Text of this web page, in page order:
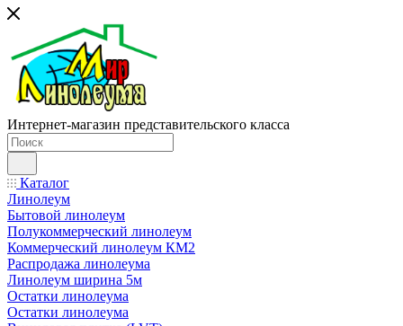
Интернет-магазин представительского класса
Каталог
Линолеум
Бытовой линолеум
Полукоммерческий линолеум
Коммерческий линолеум КМ2
Распродажа линолеума
Линолеум ширина 5м
Остатки линолеума
Остатки линолеума